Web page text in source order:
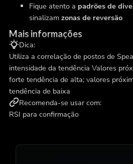
Fique atento a padrões de
sinalizam zonas de reversão
Mais informações
Dica:
Utiliza a correlação de postos de
intensidade da tendência Valores
forte tendência de alta; valores
tendência de baixa
Recomenda-se usar com:
RSI para confirmação